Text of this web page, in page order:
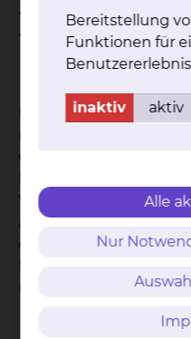
• Niere und Nebenniere
• Hoden und Penis
Chefarzt der Klinik für
Vorsitzender und
Arbeitsgemeinschaft
der Deutschen
Federation (WUOF)
Bereitstellung
Funktionen für
inaktiv aktiv
Alle
Nur